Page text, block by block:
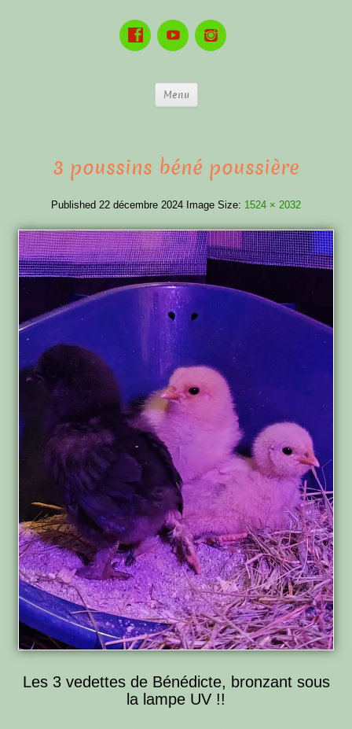
Menu
3 poussins béné poussière
Published 22 décembre 2024 Image Size: 1524 × 2032
Les 3 vedettes de Bénédicte, bronzant sous
la lampe UV !!